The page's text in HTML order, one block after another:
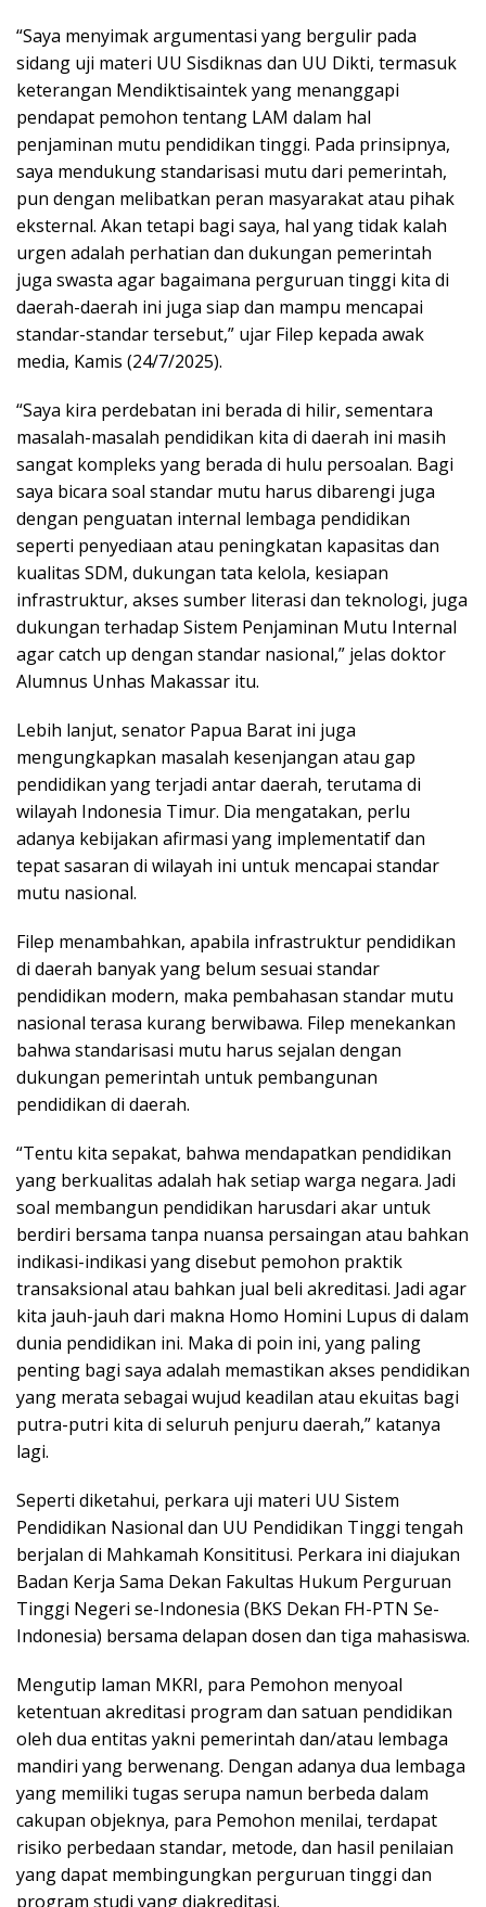
“Saya menyimak argumentasi yang bergulir pada
sidang uji materi UU Sisdiknas dan UU Dikti, termasuk
keterangan Mendiktisaintek yang menanggapi
pendapat pemohon tentang LAM dalam hal
penjaminan mutu pendidikan tinggi. Pada prinsipnya,
saya mendukung standarisasi mutu dari pemerintah,
pun dengan melibatkan peran masyarakat atau pihak
eksternal. Akan tetapi bagi saya, hal yang tidak kalah
urgen adalah perhatian dan dukungan pemerintah
juga swasta agar bagaimana perguruan tinggi kita di
daerah-daerah ini juga siap dan mampu mencapai
standar-standar tersebut,” ujar Filep kepada awak
media, Kamis (24/7/2025).
“Saya kira perdebatan ini berada di hilir, sementara
masalah-masalah pendidikan kita di daerah ini masih
sangat kompleks yang berada di hulu persoalan. Bagi
saya bicara soal standar mutu harus dibarengi juga
dengan penguatan internal lembaga pendidikan
seperti penyediaan atau peningkatan kapasitas dan
kualitas SDM, dukungan tata kelola, kesiapan
infrastruktur, akses sumber literasi dan teknologi, juga
dukungan terhadap Sistem Penjaminan Mutu Internal
agar catch up dengan standar nasional,” jelas doktor
Alumnus Unhas Makassar itu.
Lebih lanjut, senator Papua Barat ini juga
mengungkapkan masalah kesenjangan atau gap
pendidikan yang terjadi antar daerah, terutama di
wilayah Indonesia Timur. Dia mengatakan, perlu
adanya kebijakan afirmasi yang implementatif dan
tepat sasaran di wilayah ini untuk mencapai standar
mutu nasional.
Filep menambahkan, apabila infrastruktur pendidikan
di daerah banyak yang belum sesuai standar
pendidikan modern, maka pembahasan standar mutu
nasional terasa kurang berwibawa. Filep menekankan
bahwa standarisasi mutu harus sejalan dengan
dukungan pemerintah untuk pembangunan
pendidikan di daerah.
“Tentu kita sepakat, bahwa mendapatkan pendidikan
yang berkualitas adalah hak setiap warga negara. Jadi
soal membangun pendidikan harusdari akar untuk
berdiri bersama tanpa nuansa persaingan atau bahkan
indikasi-indikasi yang disebut pemohon praktik
transaksional atau bahkan jual beli akreditasi. Jadi agar
kita jauh-jauh dari makna Homo Homini Lupus di dalam
dunia pendidikan ini. Maka di poin ini, yang paling
penting bagi saya adalah memastikan akses pendidikan
yang merata sebagai wujud keadilan atau ekuitas bagi
putra-putri kita di seluruh penjuru daerah,” katanya
lagi.
Seperti diketahui, perkara uji materi UU Sistem
Pendidikan Nasional dan UU Pendidikan Tinggi tengah
berjalan di Mahkamah Konsititusi. Perkara ini diajukan
Badan Kerja Sama Dekan Fakultas Hukum Perguruan
Tinggi Negeri se-Indonesia (BKS Dekan FH-PTN Se-
Indonesia) bersama delapan dosen dan tiga mahasiswa.
Mengutip laman MKRI, para Pemohon menyoal
ketentuan akreditasi program dan satuan pendidikan
oleh dua entitas yakni pemerintah dan/atau lembaga
mandiri yang berwenang. Dengan adanya dua lembaga
yang memiliki tugas serupa namun berbeda dalam
cakupan objeknya, para Pemohon menilai, terdapat
risiko perbedaan standar, metode, dan hasil penilaian
yang dapat membingungkan perguruan tinggi dan
program studi yang diakreditasi.